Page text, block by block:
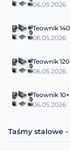
06.05.2026
Teownik 140
06.05.2026
Teownik 120
06.05.2026
Teownik
06.05.2026
Taśmy stalowe